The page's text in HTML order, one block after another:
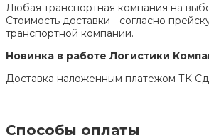
Любая транспортная компания на
Стоимость доставки - согласно
транспортной компании.
Новинка в работе Логистики
Доставка наложенным платежом ТК
Способы оплаты